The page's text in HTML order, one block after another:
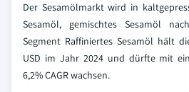
Der Sesamölmarkt wird in
Sesamöl, gemischtes Sesamöl
Segment Raffiniertes Sesamöl hält
USD im Jahr 2024 und dürfte mit
6,2% CAGR wachsen.